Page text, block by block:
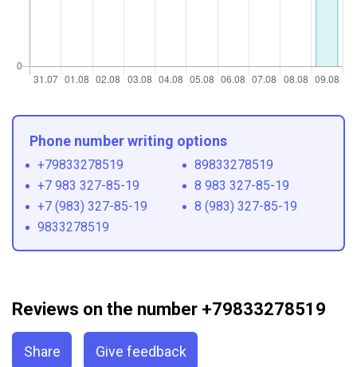
Phone number writing options
+79833278519
89833278519
+7 983 327-85-19
8 983 327-85-19
+7 (983) 327-85-19
8 (983) 327-85-19
9833278519
Reviews on the number +79833278519
Share Give feedback